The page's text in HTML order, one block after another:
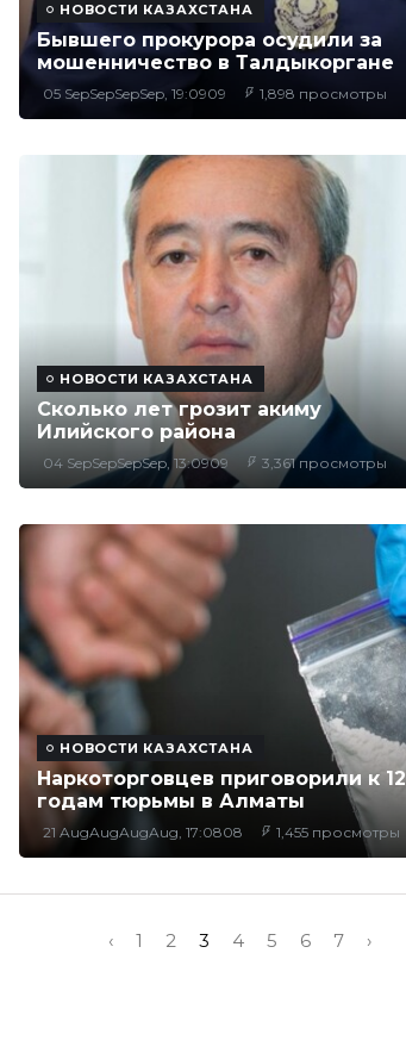
НОВОСТИ КАЗАХСТАНА
Бывшего прокурора осудили за
мошенничество в Талдыкоргане
05 SepSepSepSep, 19:0909 1,898 просмотры
НОВОСТИ КАЗАХСТАНА
Сколько лет грозит акиму
Илийского района
04 SepSepSepSep, 13:0909 3,361 просмотры
НОВОСТИ КАЗАХСТАНА
Наркоторговцев приговорили к 12
годам тюрьмы в Алматы
21 AugAugAugAug, 17:0808 1,455 просмотры
‹ 1 2 3 4 5 6 7 ›